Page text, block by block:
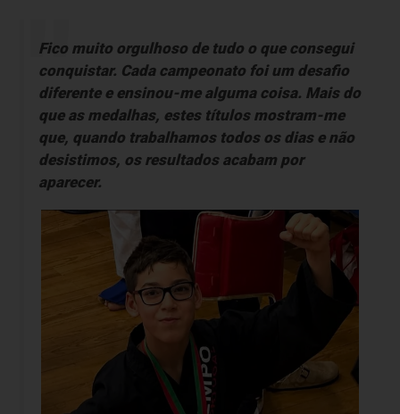
Fico muito orgulhoso de tudo o que consegui
conquistar. Cada campeonato foi um desafio
diferente e ensinou-me alguma coisa. Mais do
que as medalhas, estes títulos mostram-me
que, quando trabalhamos todos os dias e não
desistimos, os resultados acabam por
aparecer.